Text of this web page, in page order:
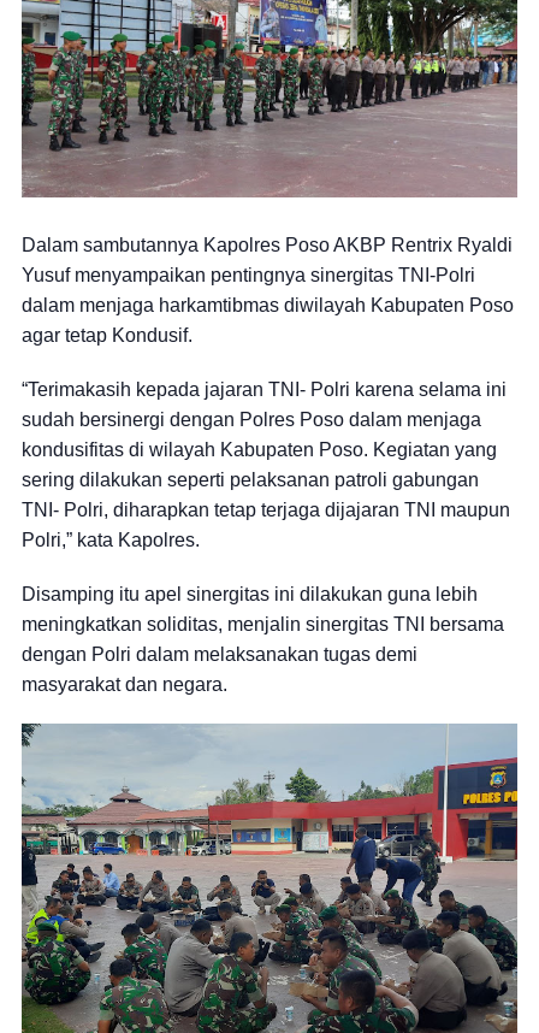
Dalam sambutannya Kapolres Poso AKBP Rentrix Ryaldi
Yusuf menyampaikan pentingnya sinergitas TNI-Polri
dalam menjaga harkamtibmas diwilayah Kabupaten Poso
agar tetap Kondusif.
“Terimakasih kepada jajaran TNI- Polri karena selama ini
sudah bersinergi dengan Polres Poso dalam menjaga
kondusifitas di wilayah Kabupaten Poso. Kegiatan yang
sering dilakukan seperti pelaksanan patroli gabungan
TNI- Polri, diharapkan tetap terjaga dijajaran TNI maupun
Polri,” kata Kapolres.
Disamping itu apel sinergitas ini dilakukan guna lebih
meningkatkan soliditas, menjalin sinergitas TNI bersama
dengan Polri dalam melaksanakan tugas demi
masyarakat dan negara.